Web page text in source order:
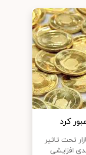
تحت تاثیر
افزایشی